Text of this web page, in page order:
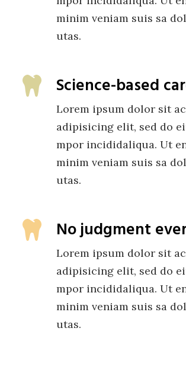
minim veniam suis sa
utas.
Science-based
Lorem ipsum dolor sit
adipisicing elit, sed do
mpor incididaliqua. Ut
minim veniam suis sa
utas.
No judgment
Lorem ipsum dolor sit
adipisicing elit, sed do
mpor incididaliqua. Ut
minim veniam suis sa
utas.